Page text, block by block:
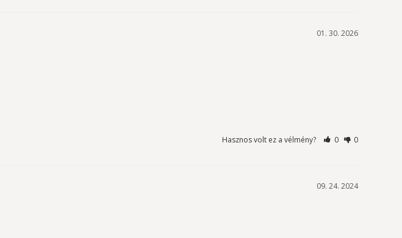
01. 30. 2026
Hasznos volt ez a vélmény? 0 0
09. 24. 2024